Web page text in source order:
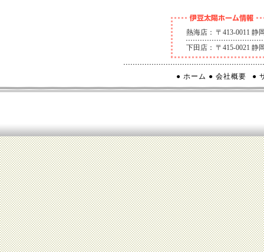
熱海店： 〒413-0011 静
下田店： 〒415-0021 静
● ホーム ● 会社概要 ●